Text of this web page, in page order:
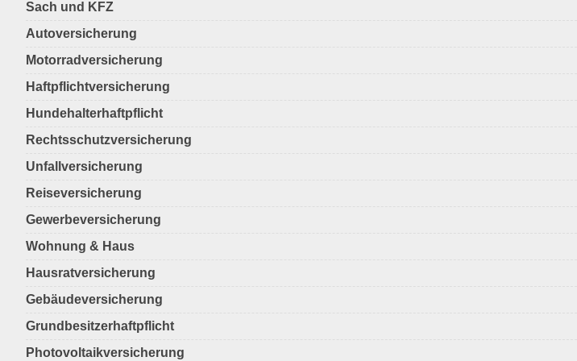
Sach und KFZ
Autoversicherung
Motorradversicherung
Haftpflichtversicherung
Hundehalterhaftpflicht
Rechtsschutzversicherung
Unfallversicherung
Reiseversicherung
Gewerbeversicherung
Wohnung & Haus
Hausratversicherung
Gebäudeversicherung
Grundbesitzerhaftpflicht
Photovoltaikversicherung